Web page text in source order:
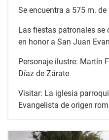
Se encuentra a 575 m.
Las fiestas patronales se
en honor a San Juan
Personaje ilustre: Martín
Díaz de Zárate
Visitar: La iglesia
Evangelista de origen